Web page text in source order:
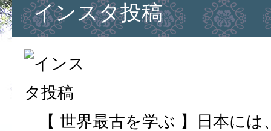
インスタ投稿
【 世界最古を学ぶ 】日本に